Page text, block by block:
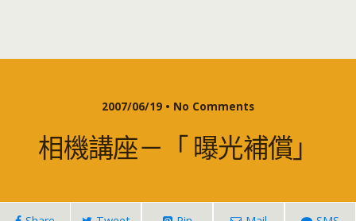
2007/06/19 • No Comments
相機講座－「 曝光補償」